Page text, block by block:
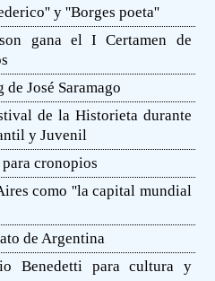
y ''Borges poeta''
gana el I Certamen de
José Saramago
de la Historieta durante
y Juvenil
cronopios
como ''la capital mundial
de Argentina
Benedetti para cultura y